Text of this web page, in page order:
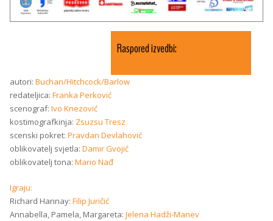
Raspored izvedbi:
autori: Buchan/Hitchcock/Barlow
redateljica: Franka Perković
scenograf: Ivo Knezović
kostimografkinja: Zsuzsu Tresz
scenski pokret: Pravdan Devlahović
oblikovatelj svjetla: Damir Gvojić
oblikovatelj tona: Mario Nađ
Igraju:
Richard Hannay: Filip Juričić
Annabella, Pamela, Margareta: Jelena Hadži-Manev